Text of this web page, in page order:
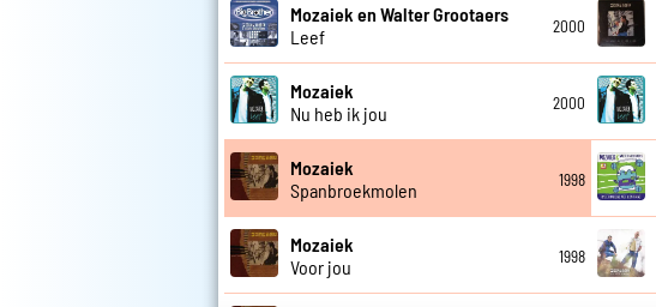
Mozaiek en Walter Grootaers
Leef
2000
Mozaiek
Nu heb ik jou
2000
Mozaiek
Spanbroekmolen
1998
Mozaiek
Voor jou
1998